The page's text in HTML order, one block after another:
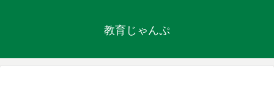
教育じゃんぷ